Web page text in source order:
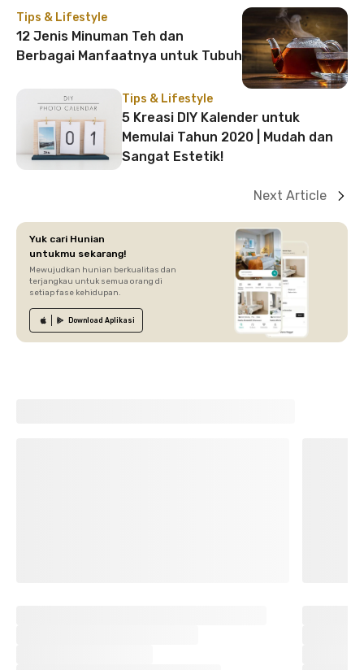
Tips & Lifestyle
12 Jenis Minuman Teh dan
Berbagai Manfaatnya untuk Tubuh
Tips & Lifestyle
5 Kreasi DIY Kalender untuk
Memulai Tahun 2020 | Mudah dan
Sangat Estetik!
Next Article
Yuk cari Hunian
untukmu sekarang!
Mewujudkan hunian berkualitas dan
terjangkau untuk semua orang di
setiap fase kehidupan.
Download Aplikasi